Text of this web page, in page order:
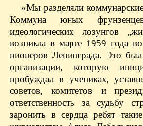
«Мы разделяли
Коммуна юных
идеологических лозунгов
возникла в марте 1959 года
пионеров Ленинграда. Это
организации, которую
пробуждал в учениках,
советов, комитетов и
ответственность за судьбу
заронить в сердца ребят